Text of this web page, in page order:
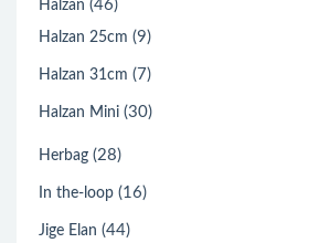
Halzan (46)
Halzan 25cm (9)
Halzan 31cm (7)
Halzan Mini (30)
Herbag (28)
In the-loop (16)
Jige Elan (44)